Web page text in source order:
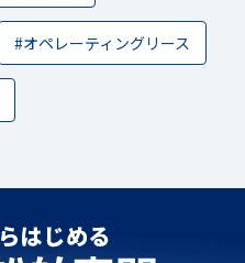
#オペレーティングリース